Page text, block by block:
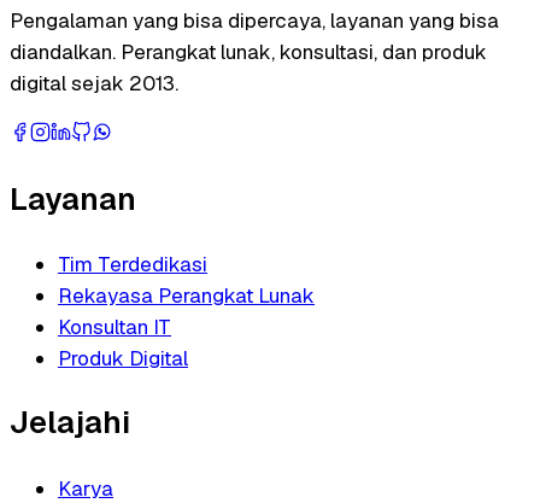
Pengalaman yang bisa dipercaya, layanan yang bisa
diandalkan. Perangkat lunak, konsultasi, dan produk
digital sejak 2013.
Layanan
Tim Terdedikasi
Rekayasa Perangkat Lunak
Konsultan IT
Produk Digital
Jelajahi
Karya